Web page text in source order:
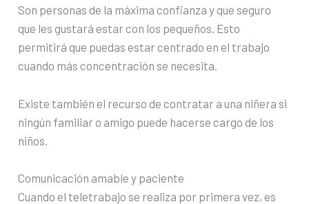
Son personas de la máxima confianza y que seguro
que les gustará estar con los pequeños. Esto
permitirá que puedas estar centrado en el trabajo
cuando más concentración se necesita.
Existe también el recurso de contratar a una niñera si
ningún familiar o amigo puede hacerse cargo de los
niños.
Comunicación amable y paciente
Cuando el teletrabajo se realiza por primera vez, es